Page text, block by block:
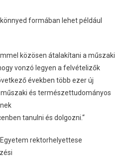
formában lehet például
közösen átalakítani a műszaki
vonzó legyen a felvételizők
években több ezer új
és természettudományos
tanulni és dolgozni.“
Egyetem rektorhelyettese